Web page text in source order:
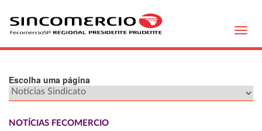
Escolha uma página
NOTÍCIAS FECOMERCIO